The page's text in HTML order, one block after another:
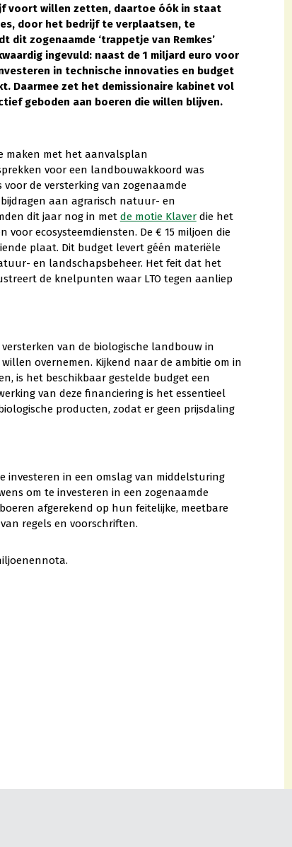
voort willen zetten, daartoe óók in staat
door het bedrijf te verplaatsen, te
zogenaamde ‘trappetje van Remkes’
ingevuld: naast de 1 miljard euro voor
in technische innovaties en budget
Daarmee zet het demissionaire kabinet vol
geboden aan boeren die willen blijven.
maken met het aanvalsplan
voor een landbouwakkoord was
de versterking van zogenaamde
bijdragen aan agrarisch natuur- en
dit jaar nog in met de motie Klaverdie het
ecosysteemdiensten. De € 15 miljoen die
plaat. Dit budget levert géén materiële
en landschapsbeheer. Het feit dat het
de knelpunten waar LTO tegen aanliep
van de biologische landbouw in
overnemen. Kijkend naar de ambitie om in
is het beschikbaar gestelde budget een
van deze financiering is het essentieel
producten, zodat er geen prijsdaling
investeren in een omslag van middelsturing
om te investeren in een zogenaamde
afgerekend op hun feitelijke, meetbare
regels en voorschriften.